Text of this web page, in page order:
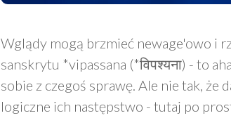
Wglądy mogą brzmieć newage'owo i
sanskrytu *vipassana (*‎विपश्यना) - to
sobie z czegoś sprawę. Ale nie tak, że
logiczne ich następstwo - tutaj po